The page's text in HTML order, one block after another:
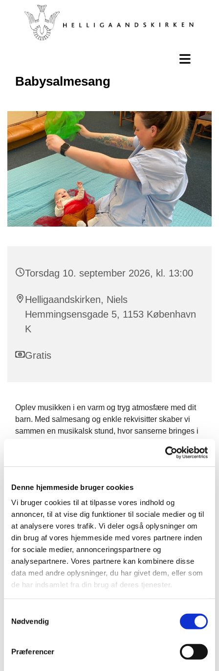
Denne hjemmeside bruger cookies
Vi bruger cookies til at tilpasse vores indhold og
annoncer, til at vise dig funktioner til sociale medier og til
at analysere vores trafik. Vi deler også oplysninger om
din brug af vores hjemmeside med vores partnere inden
for sociale medier, annonceringspartnere og
analysepartnere. Vores partnere kan kombinere disse
data med andre oplysninger, du har givet dem, eller som
de har indsamlet fra din brug af deres tjenester.
Nødvendig
Præferencer
Babysalmesang
Torsdag 10. september 2026, kl. 13:00
Helligaandskirken, Niels
Hemmingsensgade 5, 1153 København
K
Gratis
Oplev musikken i en varm og tryg atmosfære med dit
barn. Med salmesang og enkle rekvisitter skaber vi
sammen en musikalsk stund, hvor sanserne bringes i
rolig oplevelse, hvor glæden og nærværet er i fokus.
uddannet musikpædagog fra Det Danske Kongelige
ledelse af babysalmesang og børnekor.
Det er gratis at deltage.